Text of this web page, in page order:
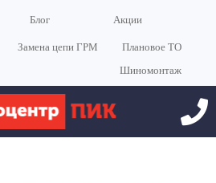
Блог Акции
Замена цепи ГРМ
Плановое ТО
Шиномонтаж